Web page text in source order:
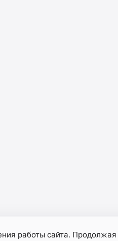
работы сайта. Продолжая